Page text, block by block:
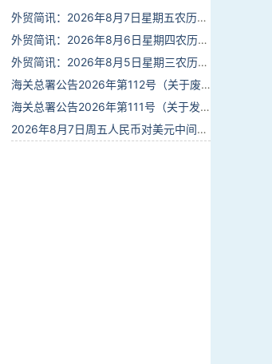
外贸简讯：2026年8月7日星期五农历六月廿五
外贸简讯：2026年8月6日星期四农历六月廿四
外贸简讯：2026年8月5日星期三农历六月廿三
海关总署公告2026年第112号（关于废止部分卫生检疫类规范性文件的公告）
海关总署公告2026年第111号（关于发布《进出境动植物检疫处理监督管理工作规定》《进出境卫生处理监督管理工作规定》的公告）
2026年8月7日周五人民币对美元中间价报6.7904调贬9个基点